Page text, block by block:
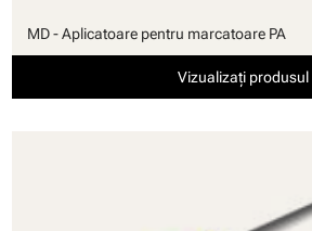
MD - Aplicatoare pentru marcatoare PA
Vizualizați produsul